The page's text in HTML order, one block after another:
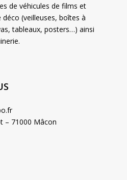
de véhicules de films et
(veilleuses, boîtes à
tableaux, posters…) ainsi
– 71000 Mâcon